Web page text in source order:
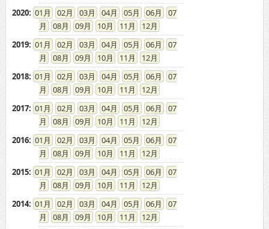
2020: 01 02 03 04 05 06
07
08
09 10 11
12
2019: 01 02 03 04 05 06
07
08
09 10 11
12
2018: 01 02 03 04 05 06
07
08
09 10 11
12
2017: 01 02 03 04 05 06
07
08
09 10 11
12
2016: 01 02 03 04 05 06
07
08
09 10 11
12
2015: 01 02 03 04 05 06
07
08
09 10 11
12
2014: 01 02 03 04 05 06
07
08
09 10 11
12